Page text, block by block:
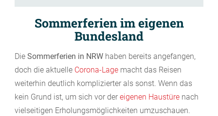
Sommerferien im eigenen
Bundesland
Die Sommerferien in NRW haben bereits angefangen,
doch die aktuelle Corona-Lage macht das Reisen
weiterhin deutlich komplizierter als sonst. Wenn das
kein Grund ist, um sich vor der eigenen Haustüre nach
vielseitigen Erholungsmöglichkeiten umzuschauen.